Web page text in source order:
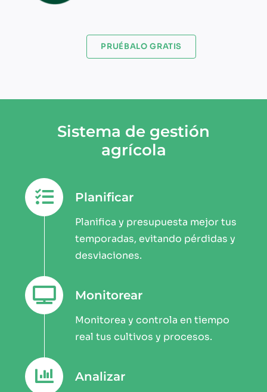
PRUÉBALO GRATIS
Sistema de gestión
agrícola
Planificar
Planifica y presupuesta mejor tus
temporadas, evitando pérdidas y
desviaciones.
Monitorear
Monitorea y controla en tiempo
real tus cultivos y procesos.
Analizar